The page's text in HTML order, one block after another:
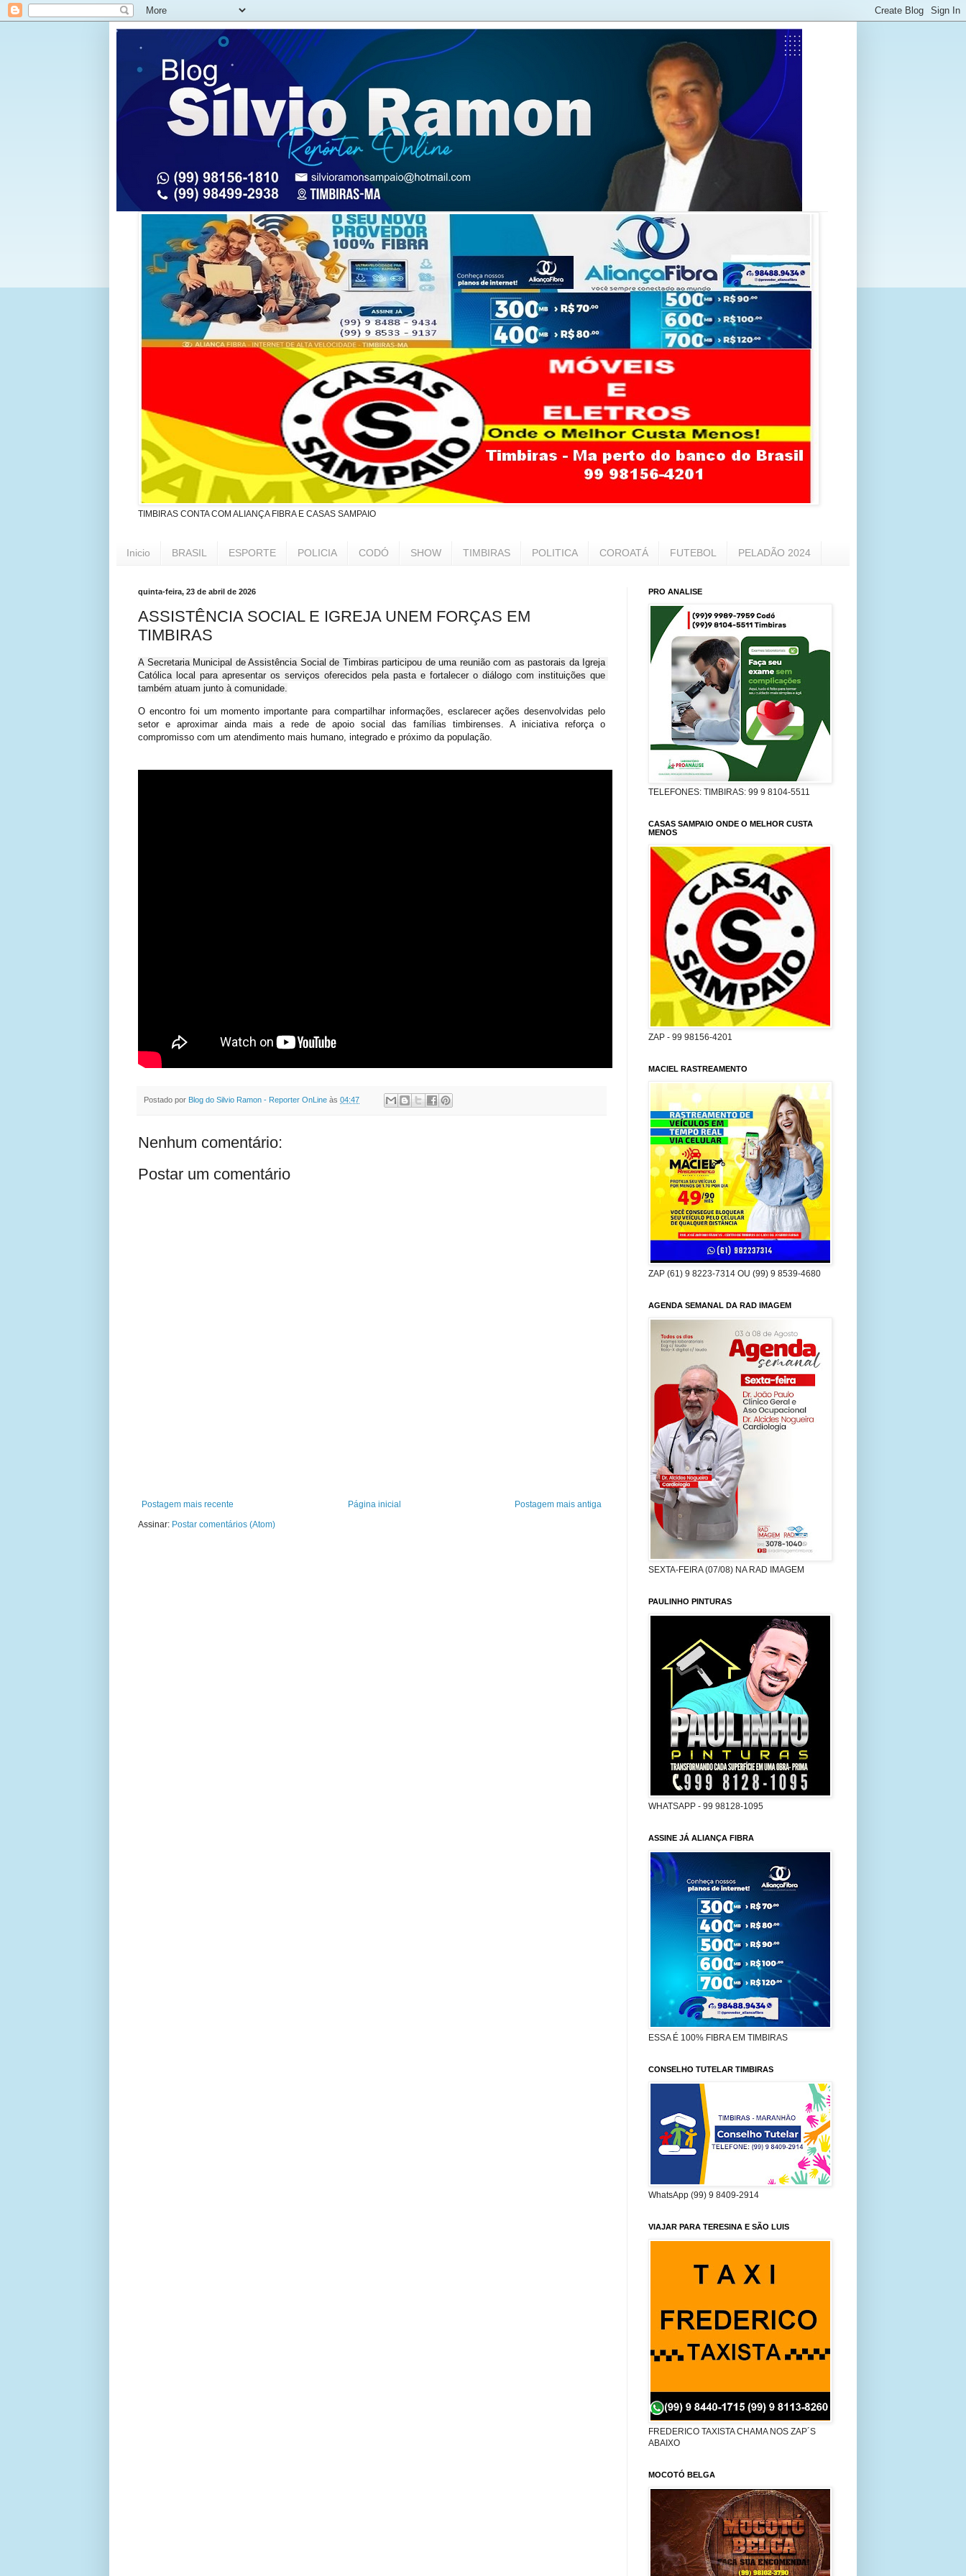
TIMBIRAS CONTA COM ALIANÇA FIBRA E CASAS SAMPAIO
Inicio BRASIL ESPORTE POLICIA CODÓ SHOW TIMBIRAS POLITICA COROATÁ FUTEBOL PELADÃO 2024
quinta-feira, 23 de abril de 2026
ASSISTÊNCIA SOCIAL E IGREJA UNEM FORÇAS EM
TIMBIRAS
A Secretaria Municipal de Assistência Social de Timbiras participou de uma reunião com as pastorais da Igreja
Católica local para apresentar os serviços oferecidos pela pasta e fortalecer o diálogo com instituições que
também atuam junto à comunidade.
O encontro foi um momento importante para compartilhar informações, esclarecer ações desenvolvidas pelo
setor e aproximar ainda mais a rede de apoio social das famílias timbirenses. A iniciativa reforça o
compromisso com um atendimento mais humano, integrado e próximo da população.
Postado por Blog do Silvio Ramon - Reporter OnLine às 04:47
Nenhum comentário:
Postar um comentário
Postagem mais recente Postagem mais antiga
Página inicial
Assinar: Postar comentários (Atom)
PRO ANALISE
TELEFONES: TIMBIRAS: 99 9 8104-5511
CASAS SAMPAIO ONDE O MELHOR CUSTA
MENOS
ZAP - 99 98156-4201
MACIEL RASTREAMENTO
ZAP (61) 9 8223-7314 OU (99) 9 8539-4680
AGENDA SEMANAL DA RAD IMAGEM
SEXTA-FEIRA (07/08) NA RAD IMAGEM
PAULINHO PINTURAS
WHATSAPP - 99 98128-1095
ASSINE JÁ ALIANÇA FIBRA
ESSA É 100% FIBRA EM TIMBIRAS
CONSELHO TUTELAR TIMBIRAS
WhatsApp (99) 9 8409-2914
VIAJAR PARA TERESINA E SÃO LUIS
FREDERICO TAXISTA CHAMA NOS ZAP´S
ABAIXO
MOCOTÓ BELGA